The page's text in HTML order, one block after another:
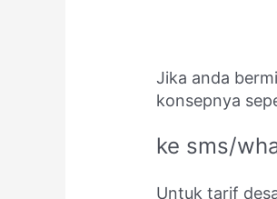
Jika anda
konsepnya
ke sms/
Untuk tarif